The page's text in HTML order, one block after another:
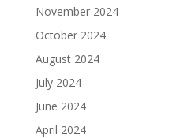
November 2024
October 2024
August 2024
July 2024
June 2024
April 2024